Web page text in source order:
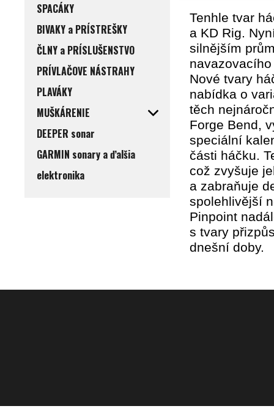
SPACÁKY
BIVAKY a PRÍSTREŠKY
ČLNY a PRÍSLUŠENSTVO
PRÍVLAČOVE NÁSTRAHY
PLAVÁKY
MUŠKÁRENIE
DEEPER sonar
GARMIN sonary a ďalšia
elektronika
Tenhle tvar
a KD Rig.
silnějším
Nové tvary
nabídka o
těch
Forge Bend,
speciální
části háčku.
což zvyšuje
a zabraňuje
spolehlivější
Pinpoint
s tvary
dnešní doby.